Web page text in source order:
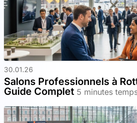
30.01.26
Salons Professionnels à
Guide Complet 5 minutes